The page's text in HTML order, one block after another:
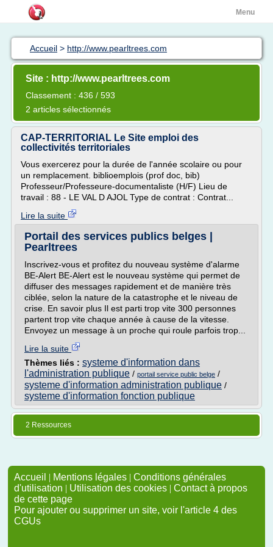
Menu
Accueil > http://www.pearltrees.com
Site : http://www.pearltrees.com
Classement : 436 / 593
2 articles sélectionnés
CAP-TERRITORIAL Le Site emploi des
collectivités territoriales
Vous exercerez pour la durée de l'année scolaire ou pour
un remplacement. biblioemplois (prof doc, bib)
Professeur/Professeure-documentaliste (H/F) Lieu de
travail : 88 - LE VAL D AJOL Type de contrat : Contrat...
Lire la suite
Portail des services publics belges |
Pearltrees
Inscrivez-vous et profitez du nouveau système d'alarme
BE-Alert BE-Alert est le nouveau système qui permet de
diffuser des messages rapidement et de manière très
ciblée, selon la nature de la catastrophe et le niveau de
crise. En savoir plus Il est parti trop vite 300 personnes
partent trop vite chaque année à cause de la vitesse.
Envoyez un message à un proche qui roule parfois trop...
Lire la suite
Thèmes liés : systeme d'information dans
l'administration publique / portail service public belge /
systeme d'information administration publique /
systeme d'information fonction publique
2 Ressources
Accueil | Mentions légales | Conditions générales
d'utilisation | Utilisation des cookies | Contact à propos
de cette page
Pour ajouter ou supprimer un site, voir l'article 4 des
CGUs